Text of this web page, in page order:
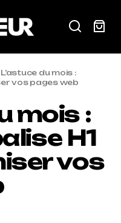
L’astuce du mois :
vos pages web
mois :
H1
vos